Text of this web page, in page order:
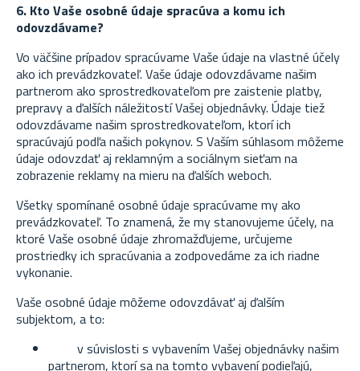
6. Kto Vaše osobné údaje spracúva a komu ich
odovzdávame?
Vo väčšine prípadov spracúvame Vaše údaje na vlastné účely
ako ich prevádzkovateľ. Vaše údaje odovzdávame našim
partnerom ako sprostredkovateľom pre zaistenie platby,
prepravy a ďalších náležitostí Vašej objednávky. Údaje tiež
odovzdávame našim sprostredkovateľom, ktorí ich
spracúvajú podľa našich pokynov. S Vaším súhlasom môžeme
údaje odovzdať aj reklamným a sociálnym sieťam na
zobrazenie reklamy na mieru na ďalších weboch.
Všetky spomínané osobné údaje spracúvame my ako
prevádzkovateľ. To znamená, že my stanovujeme účely, na
ktoré Vaše osobné údaje zhromažďujeme, určujeme
prostriedky ich spracúvania a zodpovedáme za ich riadne
vykonanie.
Vaše osobné údaje môžeme odovzdávať aj ďalším
subjektom, a to:
v súvislosti s vybavením Vašej objednávky našim
partnerom, ktorí sa na tomto vybavení podieľajú,